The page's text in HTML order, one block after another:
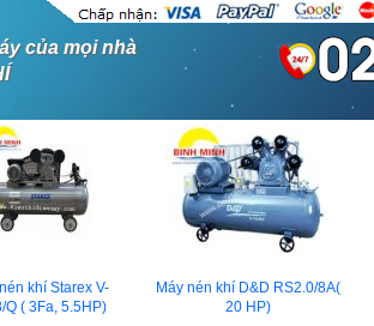
của mọi nhà
khí Starex V-
Q ( 3Fa, 5.5HP)
Máy nén khí D&D RS2.0/8A(
20 HP)